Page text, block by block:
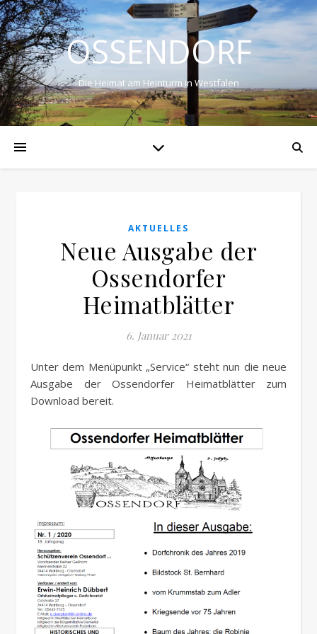
OSSENDORF
Die Heimat am Heinturm in Westfalen
AKTUELLES
Neue Ausgabe der
Ossendorfer
Heimatblätter
6. Januar 2021
Unter dem Menüpunkt „Service“ steht nun die neue
Ausgabe der Ossendorfer Heimatblätter zum
Download bereit.